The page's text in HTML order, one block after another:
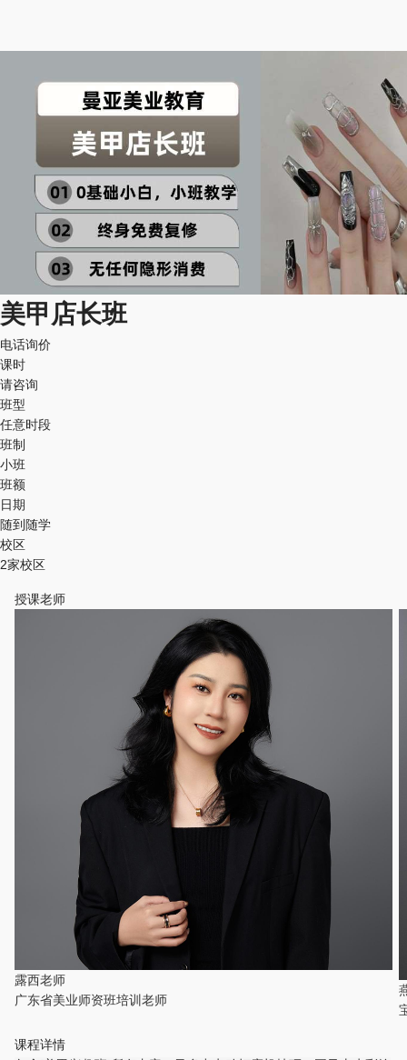
美甲店长班
电话询价
课时
请咨询
班型
任意时段
班制
小班
班额
日期
随到随学
校区
2家校区
授课老师
露西老师
广东省美业师资班培训老师
课程详情